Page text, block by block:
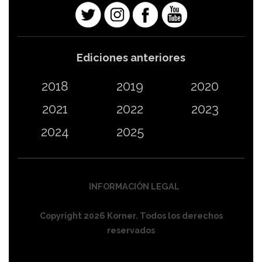
Ediciones anteriores
2018 2019
2020
2021
2022
2023
2024
2025
INFORMACIÓN LEGAL
Copyright 2026 Korner. Todos los derechos
reservados